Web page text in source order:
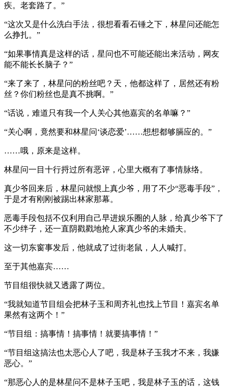
疾。老套路了。”
“这次又是什么洗白手法，很想看看石锤之下，林星问还能怎
么挣扎。”
“如果事情真是这样的话，星问也不可能还能出来活动，网友
能不能长长脑子？”
“来了来了，林星问的粉丝吧？天，他都这样了，居然还有粉
丝？你们粉丝也是真不挑啊。”
“话说，难道只有我一个人关心其他嘉宾的名单嘛？”
“关心啊，竟然要和林星问‘谈恋爱’……想想都够膈应的。”
……哦，原来是这样。
林星问一目十行捋过所有恶评，心里大概有了事情脉络。
真少爷回来后，林星问就恨上真少爷，用了不少“恶毒手段”，
于是才有刚刚被踢出林家那幕。
恶毒手段包括不仅利用自己早进娱乐圈的人脉，给真少爷下了
不少绊子，还一直阴戳戳地抢人家真少爷的未婚夫。
这一切东窗事发后，他就成了过街老鼠，人人喊打。
至于其他嘉宾……
节目组很快就又透露了两位。
“我就知道节目组会把林子玉和周齐礼也找上节目！嘉宾名单
果然有这两个！”
“节目组：搞事情！搞事情！就要搞事情！”
“节目组这搞法也太恶心人了吧，我是林子玉我才不来，我嫌
恶心。”
“那恶心人的是林星问不是林子玉吧，我是林子玉的话，这钱